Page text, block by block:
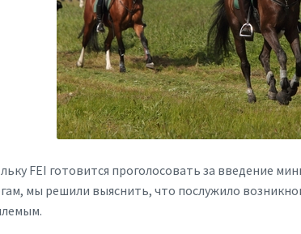
FEI готовится проголосовать за введение
мы решили выяснить, что послужило